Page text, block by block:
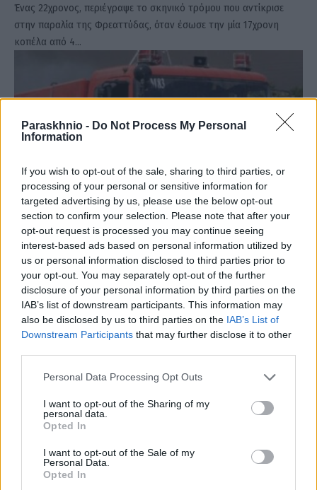
Paraskhnio - Do Not Process My Personal
Information
If you wish to opt-out of the sale, sharing to third parties, or
processing of your personal or sensitive information for
targeted advertising by us, please use the below opt-out
section to confirm your selection. Please note that after your
opt-out request is processed you may continue seeing
interest-based ads based on personal information utilized by
us or personal information disclosed to third parties prior to
your opt-out. You may separately opt-out of the further
disclosure of your personal information by third parties on the
IAB’s list of downstream participants. This information may
also be disclosed by us to third parties on the IAB’s List of
Downstream Participants that may further disclose it to other
Please note that this website/app uses one or more Google
not limited to your visit or usage behaviour. You may click to
grant or deny consent to Google and its third-party tags to
use your data for below specified purposes in below Google
consent section.
Personal Data Processing Opt Outs
I want to opt-out of the Sharing of my
personal data.
Opted In
I want to opt-out of the Sale of my
Personal Data.
Opted In
Ένας 22χρονος, περιέγραψε το σκηνικό τρόμου που αντίκρισε
στην παραλία της Φρεαττύδας, όταν έσωσε την μία 17χρονη
κοπέλα από 4…
Συναγερμός στην πυροσβεστική! Φωτιά σε σπίτι
στη Φρεαττύδα
ΑΝΑΡΤΗΘΗΚΕ ΑΠΟ CHRISTOSGAN 9 ΙΟΥΛΊΟΥ 2021
Συναγερμός σήμανε λίγο πριν τις 13:00 το μεσημέρι στην
πυροσβεστική όταν ξέσπασε φωτιά σε ισόγειο διαμέρισμα στη